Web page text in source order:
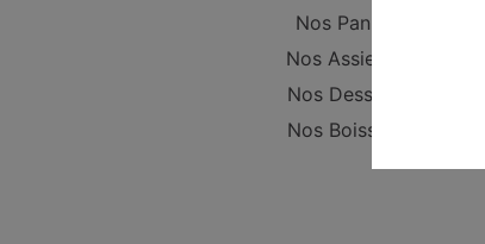
Nos Paninis
Nos Assiettes
Nos Desserts
Nos Boissons